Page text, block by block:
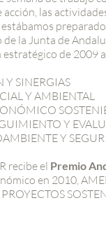
acción, las
la Junta de
estratégico de 2009
SINERGIAS
Y AMBIENTAL
Y
Y
recibe el Premio
en 2010,